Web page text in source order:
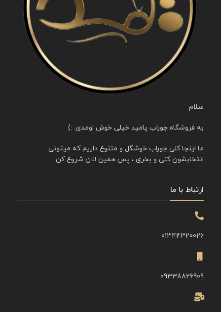
سلام
به فروشگاه جوراب پامید خیلی خوش اومدی. :)
ما اینجا کلی جوراب خوشگل و متنوع داریم که میتونی
انتخابشون کنی و بخری ، پس همین الان شروع کن.
ارتباط با ما
01344320026
09338826909